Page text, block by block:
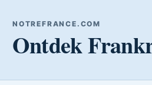
NOTREFRANCE.COM
Ontdek